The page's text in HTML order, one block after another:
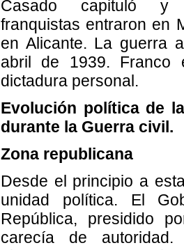
Casado capituló
franquistas entraron en
en Alicante. La guerra
abril de 1939. Franco
dictadura personal.
Evolución política de
durante la Guerra civil.
Zona republicana
Desde el principio a
unidad política. El
República, presidido
carecía de autoridad.